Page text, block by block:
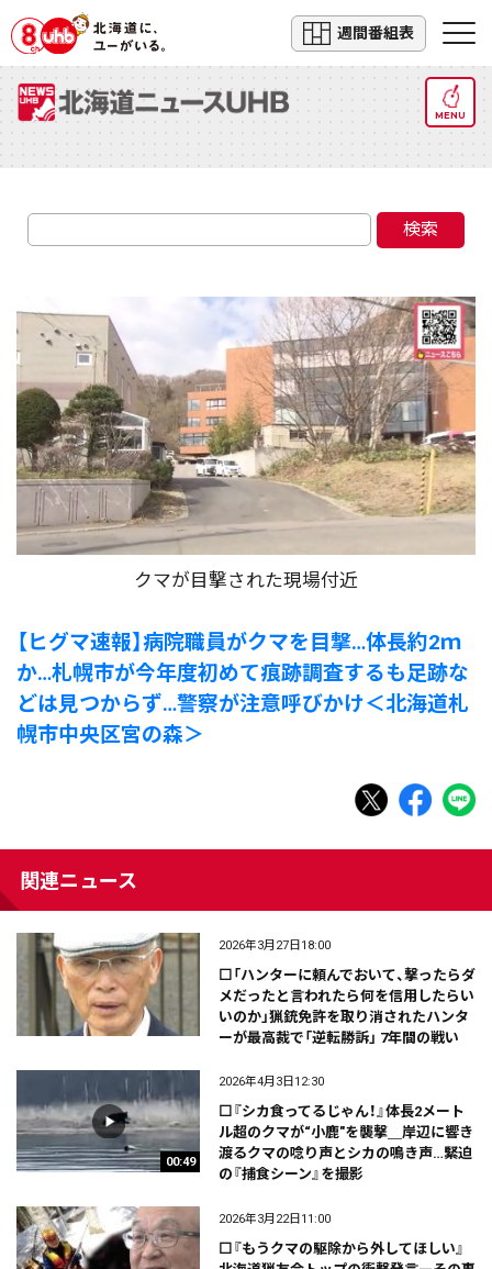
週間番組表
MENU
検索
クマが目撃された現場付近
【ヒグマ速報】病院職員がクマを目撃…体長約2ｍ
か…札幌市が今年度初めて痕跡調査するも足跡な
どは見つからず…警察が注意呼びかけ＜北海道札
幌市中央区宮の森＞
関連ニュース
2026年3月27日18:00
⬜「ハンターに頼んでおいて、撃ったらダ
メだったと言われたら何を信用したらい
いのか」猟銃免許を取り消されたハンタ
ーが最高裁で「逆転勝訴」 7年間の戦い
00:49
2026年4月3日12:30
⬜『シカ食ってるじゃん！』体長2メート
ル超のクマが“小鹿"を襲撃＿岸辺に響き
渡るクマの唸り声とシカの鳴き声…緊迫
の『捕食シーン』を撮影
2026年3月22日11:00
⬜『もうクマの駆除から外してほしい』